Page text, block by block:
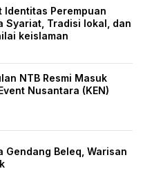
Identitas Perempuan
Syariat, Tradisi lokal, dan
keislaman
NTB Resmi Masuk
Nusantara (KEN)
Gendang Beleq, Warisan